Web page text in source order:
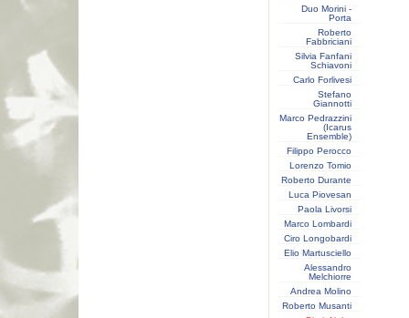
Duo Morini -
Porta
Roberto
Fabbriciani
Silvia Fanfani
Schiavoni
Carlo Forlivesi
Stefano
Giannotti
Marco Pedrazzini
(Icarus
Ensemble)
Filippo Perocco
Lorenzo Tomio
Roberto Durante
Luca Piovesan
Paola Livorsi
Marco Lombardi
Ciro Longobardi
Elio Martusciello
Alessandro
Melchiorre
Andrea Molino
Roberto Musanti